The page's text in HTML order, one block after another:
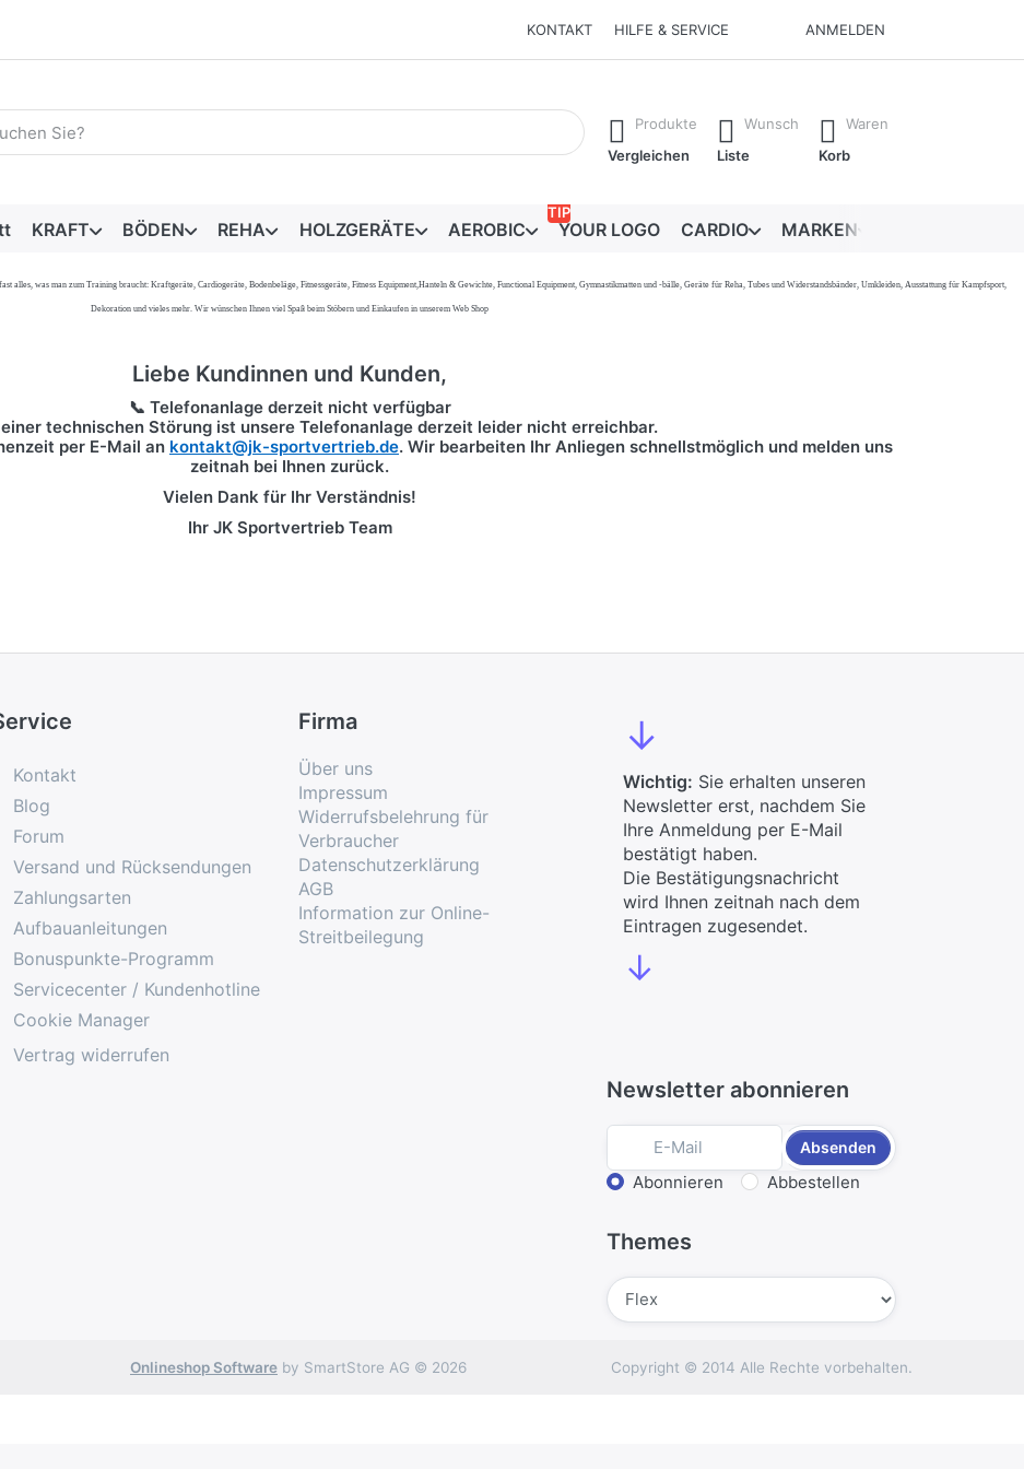
KONTAKT HILFE & SERVICE ANMELDEN
Suchbegriff ein. Während Sie tippen, erscheinen automatisch erste Ergebnisse. Drücken Sie die Eingabetaste, um alle Ergebnisse
Produkte
Vergleichen
Wunsch
Liste
Waren
Korb
KRAFT BÖDEN REHA HOLZGERÄTE AEROBIC YOUR LOGO
TIP
CARDIO MARKEN
alles, was man zum Training braucht: Kraftgeräte, Cardiogeräte, Bodenbeläge, Fitnessgeräte, Fitness Equipment,Hanteln & Gewichte, Functional Equipment, Gymnastikmatten und -bälle, Geräte für Reha, Tubes und Widerstandsbänder, Umkleiden, Ausstattung für Kampfsport,
Dekoration und vieles mehr. Wir wünschen Ihnen viel Spaß beim Stöbern und Einkaufen in unserem Web Shop
Liebe Kundinnen und Kunden,
📞 Telefonanlage derzeit nicht verfügbar
technischen Störung ist unsere Telefonanlage derzeit leider nicht erreichbar.
per E-Mail an kontakt@jk-sportvertrieb.de. Wir bearbeiten Ihr Anliegen schnellstmöglich und melden uns
zeitnah bei Ihnen zurück.
Vielen Dank für Ihr Verständnis!
Ihr JK Sportvertrieb Team
Kontakt
Blog
Forum
Versand und Rücksendungen
Zahlungsarten
Aufbauanleitungen
Bonuspunkte-Programm
Servicecenter / Kundenhotline
Cookie Manager
Vertrag widerrufen
Firma
Über uns
Impressum
Widerrufsbelehrung für
Verbraucher
Datenschutzerklärung
AGB
Information zur Online-
Streitbeilegung
↓
Wichtig: Sie erhalten unseren
Newsletter erst, nachdem Sie
Ihre Anmeldung per E-Mail
bestätigt haben.
Die Bestätigungsnachricht
wird Ihnen zeitnah nach dem
Eintragen zugesendet.
↓
Newsletter abonnieren
Absenden
Aktion wählen
Abonnieren Abbestellen
Themes
Onlineshop Software by SmartStore AG © 2026 Copyright © 2014 Alle Rechte vorbehalten.